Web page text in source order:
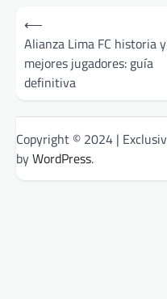
Post
navigation
⟵
Alianza Lima FC historia y
mejores jugadores: guía
definitiva
Copyright © 2024 |
byWordPress.